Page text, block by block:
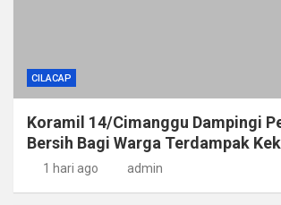
CILACAP
Koramil 14/Cimanggu Dampingi
Bersih Bagi Warga Terdampak
1 hari ago admin